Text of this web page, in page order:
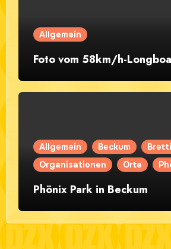
Allgemein
Foto vom 58km/h-
Allgemein Beckum
Organisationen
Orte
Phönix Park in Beckum